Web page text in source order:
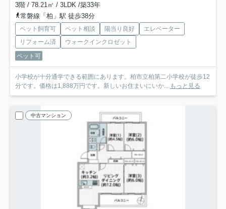
3階 / 78.21㎡ / 3LDK /築33年
常磐線「柏」駅 徒歩38分
ペット飼育可 ペット相談 陽当り良好
エレベーター
リフォーム済
ウォークインクロゼット
ペット可
小学校が十分通学できる範囲にあります。柏市立柏第二小学校が徒歩12
分です。価格は1,888万円です。新しいお住まいにいか... もっと見る
中古マンション